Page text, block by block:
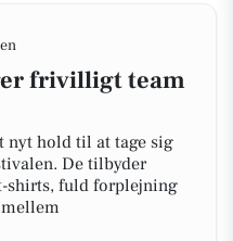
frivilligt team
nyt hold til at tage sig
De tilbyder
shirts, fuld forplejning